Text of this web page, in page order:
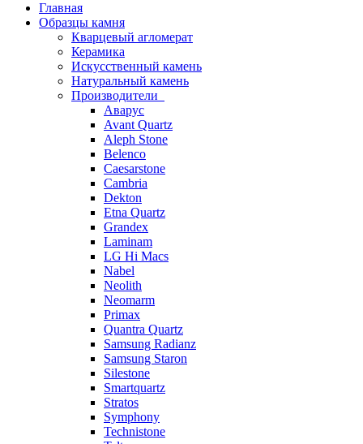
Главная
Образцы камня
Кварцевый агломерат
Керамика
Искусственный камень
Натуральный камень
Производители
Аварус
Avant Quartz
Aleph Stone
Belenco
Caesarstone
Cambria
Dekton
Etna Quartz
Grandex
Laminam
LG Hi Macs
Nabel
Neolith
Neomarm
Primax
Quantra Quartz
Samsung Radianz
Samsung Staron
Silestone
Smartquartz
Stratos
Symphony
Technistone